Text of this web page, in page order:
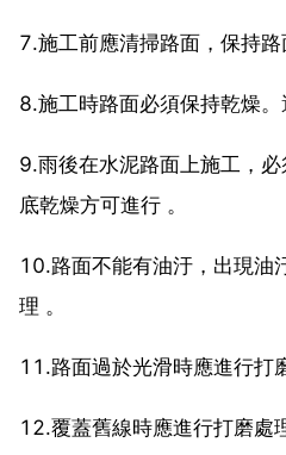
7.施工前應清掃路面，保持路
8.施工時路面必須保持乾燥。
9.雨後在水泥路面上施工，
底乾燥方可進行 。
10.路面不能有油汙，出現油
理 。
11.路面過於光滑時應進行打
12.覆蓋舊線時應進行打磨處